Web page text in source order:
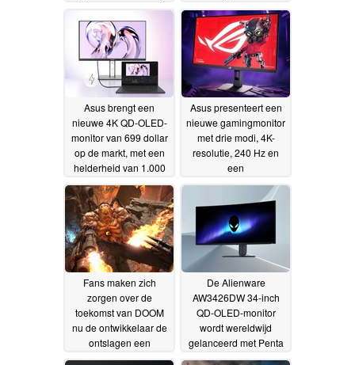
27-07-2026
2026
Asus brengt een
nieuwe 4K QD-OLED-
monitor van 699 dollar
op de markt, met een
helderheid van 1.000
nits en speciale
compatibiliteit met
Mac-computers15-07-
2026
Asus presenteert een
nieuwe gamingmonitor
met drie modi, 4K-
resolutie, 240 Hz en
een
verversingsfrequentie
10-07-2026
Fans maken zich
zorgen over de
toekomst van DOOM
nu de ontwikkelaar de
ontslagen een
„bloedbad“ noemt10-07-
De Alienware
AW3426DW 34-inch
QD-OLED-monitor
wordt wereldwijd
gelanceerd met Penta
Tandem-technologie